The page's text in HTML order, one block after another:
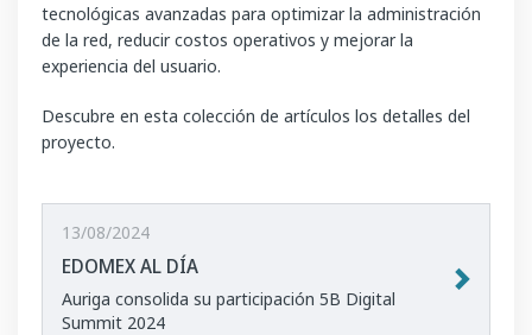
tecnológicas avanzadas para optimizar la administración
de la red, reducir costos operativos y mejorar la
experiencia del usuario.
Descubre en esta colección de artículos los detalles del
proyecto.
13/08/2024
EDOMEX AL DÍA
Auriga consolida su participación 5B Digital
Summit 2024